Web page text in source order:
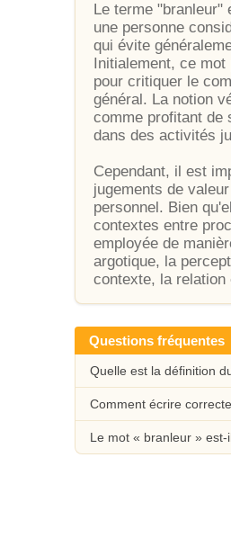
Le terme "branleur"
une personne
qui évite
Initialement, ce
pour critiquer le
général. La notion
comme profitant de
dans des activités
Cependant, il est
jugements de
personnel. Bien
contextes entre
employée de
argotique, la
contexte, la relation
Questions fréquentes
Quelle est la définition
Comment écrire
Le mot « branleur »